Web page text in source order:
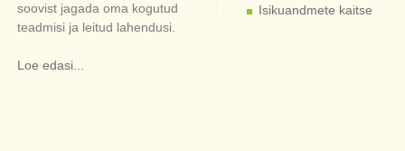
soovist jagada oma kogutud
teadmisi ja leitud lahendusi.
Loe edasi...
Isikuandmete kaitse